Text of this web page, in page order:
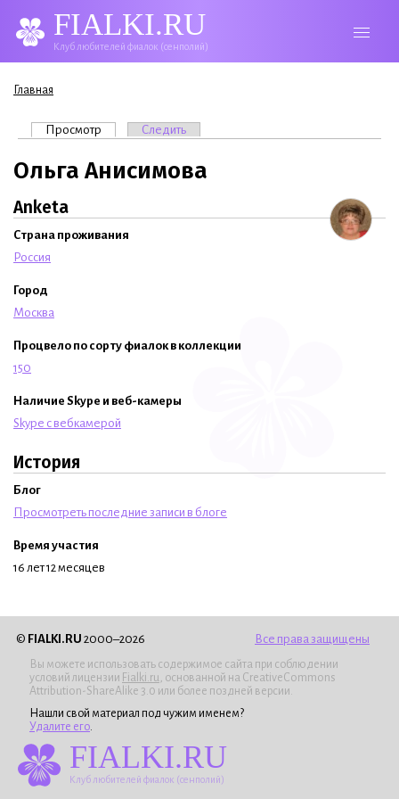
FIALKI.RU
Клуб любителей фиалок (сенполий)
Вы здесь
Главная
Главные вкладки
Просмотр (активная вкладка)
Следить
Ольга Анисимова
Anketa
Страна проживания
Россия
Город
Москва
Процвело по сорту фиалок в коллекции
150
Наличие Skype и веб-камеры
Skype с вебкамерой
История
Блог
Просмотреть последние записи в блоге
Время участия
16 лет 12 месяцев
© FIALKI.RU 2000–2026 Все права защищены
Вы можете использовать содержимое сайта при соблюдении
условий лицензии Fialki.ru , основанной на CreativeCommons
Attribution-ShareAlike 3.0 или более поздней версии.
Нашли свой материал под чужим именем?
Удалите его
FIALKI.RU
Клуб любителей фиалок (сенполий)